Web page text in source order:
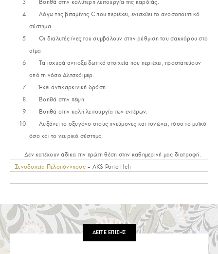
Βοηθά στην καλύτερη λειτουργία της καρδιάς.
Λόγω της βιταμίνης C που περιέχει, ενισχύει το ανοσοποιητικό
σύστημα.
Οι διαλυτές ίνες του συμβάλουν στην ρύθμιση του σακχάρου στο
αίμα
Τα ισχυρά αντιοξειδωτικά στοιχεία που περιέχει, προστατεύουν
από τη νόσο Aλτσχάιμερ.
Έχει αντικαρκινική δράση.
Βοηθά στην πέψη
Βοηθά στην καλή λειτουργία των εντέρων.
Αυξάνει το οξυγόνο στους πνεύμονες και τονώνει, τόσο το μυϊκό
όσο και το νευρικό σύστημα.
Δεν κατέχουν άδικα την πρώτη θέση στην καθημερινή μας διατροφή.
Ξενοδοχεία Πελοπόννησος– AKS Porto Heli
ΔΕΙΤΕ ΕΠΙΣΗΣ